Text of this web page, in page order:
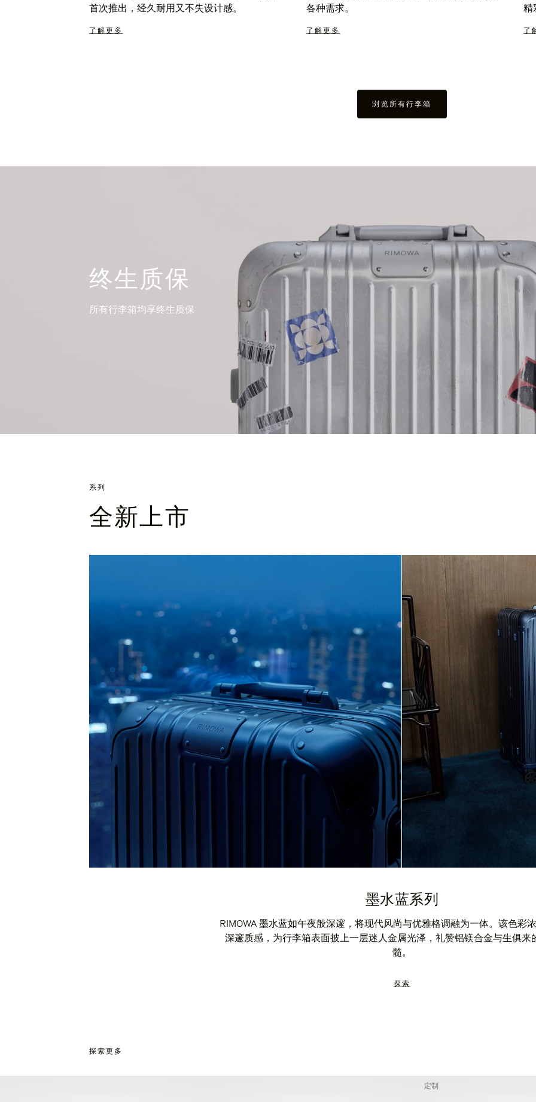
首次推出，经久耐用又不失设计感。
了解更多
各种需求。
了解更多
精
了
浏览所有行李箱
终生质保
所有行李箱均享终生质保
系列
全新上市
墨水蓝系列
RIMOWA 墨水蓝如午夜般深邃，将现代风尚与优雅格调融为一体。该色彩
深邃质感，为行李箱表面披上一层迷人金属光泽，礼赞铝镁合金与生俱来
髓。
探索
探索更多
定制